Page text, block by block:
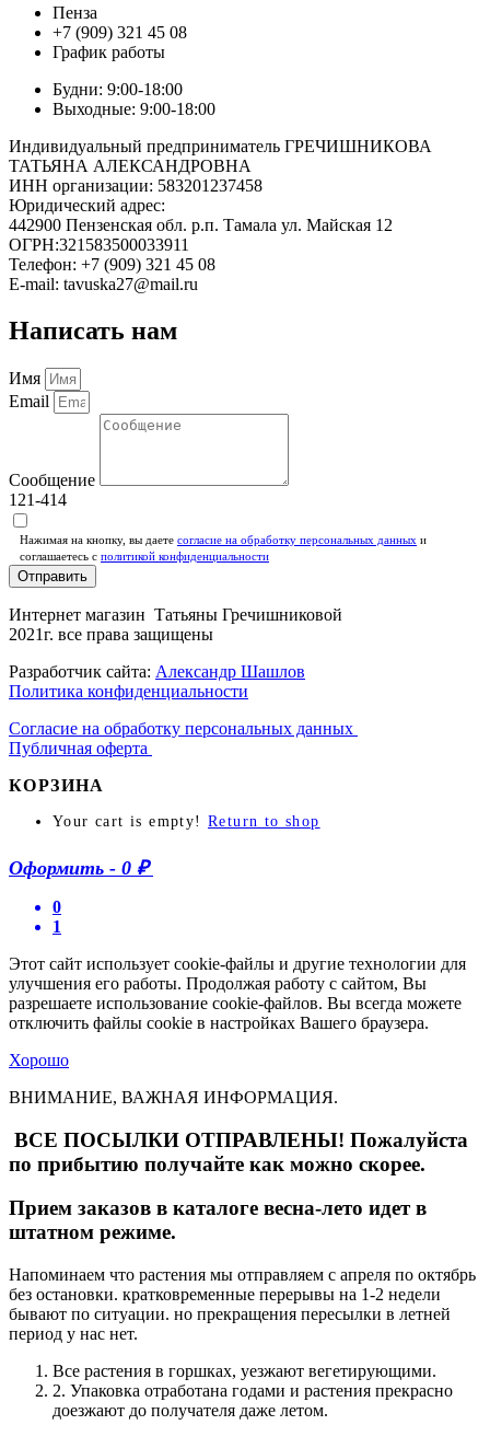
Пенза
+7 (909) 321 45 08
График работы
Будни: 9:00-18:00
Выходные: 9:00-18:00
Индивидуальный предприниматель ГРЕЧИШНИКОВА
ТАТЬЯНА АЛЕКСАНДРОВНА
ИНН организации: 583201237458
Юридический адрес:
442900 Пензенская обл. р.п. Тамала ул. Майская 12
ОГРН:321583500033911
Телефон: +7 (909) 321 45 08
E-mail: tavuska27@mail.ru
Написать нам
Имя
Email
Сообщение
121-414
Нажимая на кнопку, вы даете согласие на обработку персональных данных и
соглашаетесь c политикой конфиденциальности
Отправить
Интернет магазин Татьяны Гречишниковой
2021г. все права защищены
Разработчик сайта: Александр Шашлов
Политика конфиденциальности
Согласие на обработку персональных данных
Публичная оферта
КОРЗИНА
Your cart is empty! Return to shop
Оформить - 0 ₽
0
1
Этот сайт использует cookie-файлы и другие технологии для
улучшения его работы. Продолжая работу с сайтом, Вы
разрешаете использование cookie-файлов. Вы всегда можете
отключить файлы cookie в настройках Вашего браузера.
Хорошо
ВНИМАНИЕ, ВАЖНАЯ ИНФОРМАЦИЯ.
ВСЕ ПОСЫЛКИ ОТПРАВЛЕНЫ! Пожалуйста
по прибытию получайте как можно скорее.
Прием заказов в каталоге весна-лето идет в
штатном режиме.
Напоминаем что растения мы отправляем с апреля по октябрь
без остановки. кратковременные перерывы на 1-2 недели
бывают по ситуации. но прекращения пересылки в летней
период у нас нет.
Все растения в горшках, уезжают вегетирующими.
2. Упаковка отработана годами и растения прекрасно
доезжают до получателя даже летом.